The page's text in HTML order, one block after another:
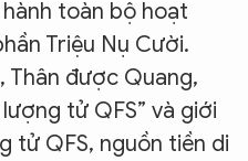
toàn bộ hoạt
Triệu Nụ Cười.
Thân được Quang,
tử QFS” và giới
tử QFS, nguồn tiền di